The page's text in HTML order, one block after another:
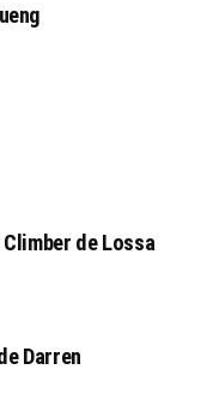
Climber de Lossa
Darren